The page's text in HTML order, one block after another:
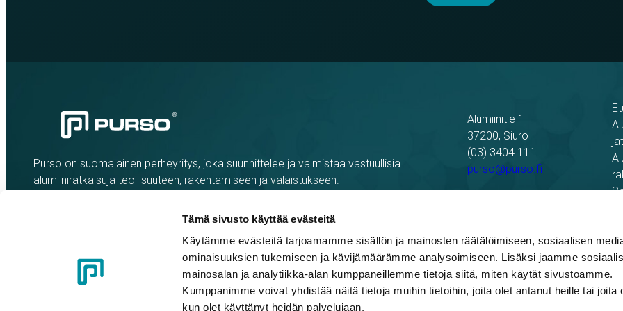
Tämä sivusto käyttää evästeitä
Käytämme evästeitä tarjoamamme sisällön ja mainosten räätälöimiseen, sosiaalisen
ominaisuuksien tukemiseen ja kävijämäärämme analysoimiseen. Lisäksi jaamme
mainosalan ja analytiikka-alan kumppaneillemme tietoja siitä, miten käytät sivustoamme.
Kumppanimme voivat yhdistää näitä tietoja muihin tietoihin, joita olet antanut heille tai joita
kun olet käyttänyt heidän palvelujaan.
Purso on suomalainen perheyritys, joka suunnittelee ja valmistaa vastuullisia
alumiiniratkaisuja teollisuuteen, rakentamiseen ja valaistukseen.
Alumiinitie 1
37200, Siuro
(03) 3404 111
purso@purso.fi